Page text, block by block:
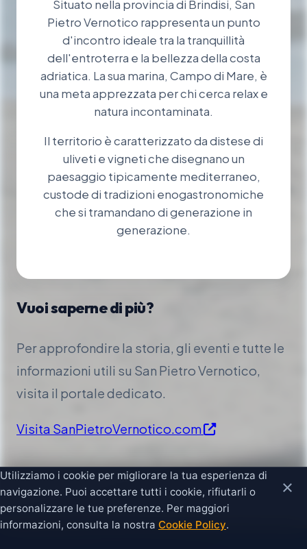
Situato nella provincia di Brindisi, San
Pietro Vernotico rappresenta un punto
d'incontro ideale tra la tranquillità
dell'entroterra e la bellezza della costa
adriatica. La sua marina, Campo di Mare, è
una meta apprezzata per chi cerca relax e
natura incontaminata.
Il territorio è caratterizzato da distese di
uliveti e vigneti che disegnano un
paesaggio tipicamente mediterraneo,
custode di tradizioni enogastronomiche
che si tramandano di generazione in
generazione.
Vuoi saperne di più?
Per approfondire la storia, gli eventi e tutte le
informazioni utili su San Pietro Vernotico,
visita il portale dedicato.
Visita SanPietroVernotico.com
×
Utilizziamo i cookie per migliorare la tua esperienza di
navigazione. Puoi accettare tutti i cookie, rifiutarli o
personalizzare le tue preferenze. Per maggiori
informazioni, consulta la nostra Cookie Policy.